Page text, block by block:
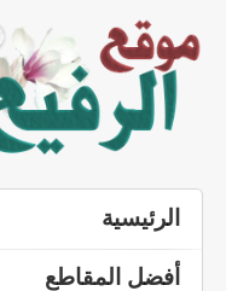
الرئيسية
أفضل المقاطع